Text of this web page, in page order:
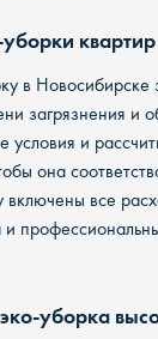
квартир
в Новосибирске
загрязнения и
условия и
она
включены все
уборка